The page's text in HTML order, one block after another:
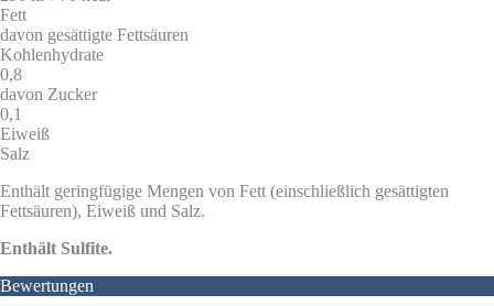
Fett
davon gesättigte Fettsäuren
Kohlenhydrate
0,8
davon Zucker
0,1
Eiweiß
Salz
Enthält geringfügige Mengen von Fett (einschließlich gesättigten
Fettsäuren), Eiweiß und Salz.
Enthält Sulfite.
Bewertungen